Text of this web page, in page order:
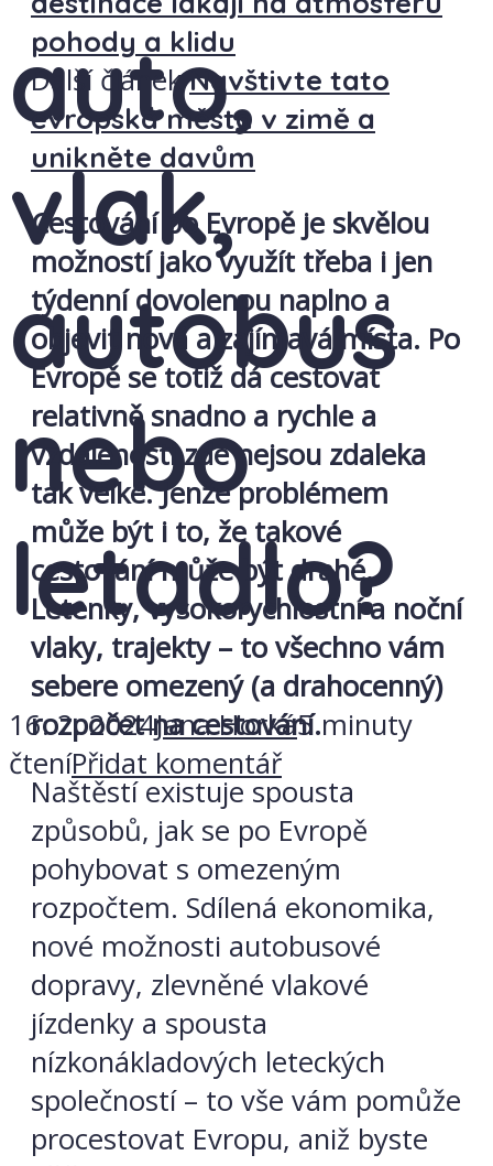
auto,
vlak,
autobus
nebo
letadlo?
16. 2. 2024Jana Horká5 minuty
čteníPřidat komentář
pohody a klidu
Další článek Navštivte tato
evropská města v zimě a
unikněte davům
Cestování po Evropě je skvělou
možností jako využít třeba i jen
týdenní dovolenou naplno a
objevit nová a zajímavá místa. Po
Evropě se totiž dá cestovat
relativně snadno a rychle a
vzdálenosti zde nejsou zdaleka
tak velké. Jenže problémem
může být i to, že takové
cestování může být drahé.
Letenky, vysokorychlostní a noční
vlaky, trajekty – to všechno vám
sebere omezený (a drahocenný)
rozpočet na cestování.
Naštěstí existuje spousta
způsobů, jak se po Evropě
pohybovat s omezeným
rozpočtem. Sdílená ekonomika,
nové možnosti autobusové
dopravy, zlevněné vlakové
jízdenky a spousta
nízkonákladových leteckých
společností – to vše vám pomůže
procestovat Evropu, aniž byste